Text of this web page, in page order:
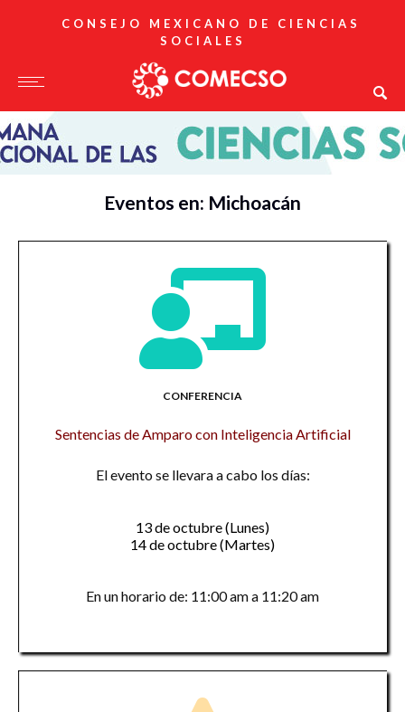
CONSEJO MEXICANO DE CIENCIAS
SOCIALES
Eventos en: Michoacán
CONFERENCIA
Sentencias de Amparo con Inteligencia Artificial
El evento se llevara a cabo los días:
13 de octubre (Lunes)
14 de octubre (Martes)
En un horario de: 11:00 am a 11:20 am